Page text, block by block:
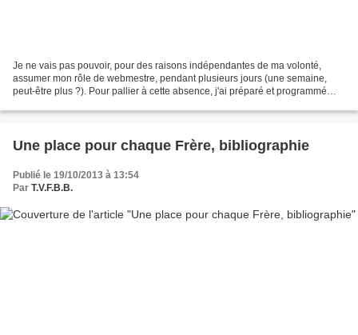
Je ne vais pas pouvoir, pour des raisons indépendantes de ma volonté,
assumer mon rôle de webmestre, pendant plusieurs jours (une semaine,
peut-être plus ?). Pour pallier à cette absence, j'ai préparé et programmé
Une place pour chaque Frère, bibliographie
Publié le 19/10/2013 à 13:54
Par T.V.F.B.B.